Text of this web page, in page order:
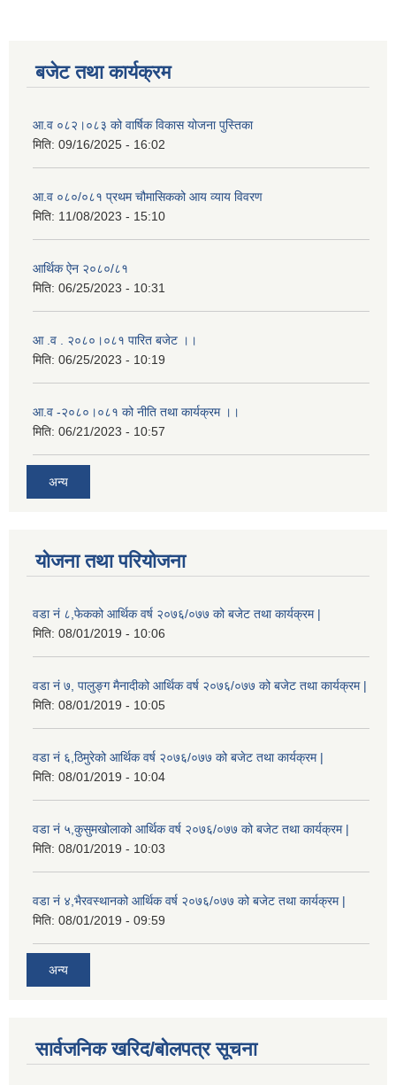
बजेट तथा कार्यक्रम
आ.व ०८२।०८३ को वार्षिक विकास योजना पुस्तिका
मिति: 09/16/2025 - 16:02
आ.व ०८०/०८१ प्रथम चौमासिकको आय व्याय विवरण
मिति: 11/08/2023 - 15:10
आर्थिक ऐन २०८०/८१
मिति: 06/25/2023 - 10:31
आ .व . २०८०।०८१ पारित बजेट ।।
मिति: 06/25/2023 - 10:19
आ.व -२०८०।०८१ को नीति तथा कार्यक्रम ।।
मिति: 06/21/2023 - 10:57
अन्य
योजना तथा परियोजना
वडा नं ८,फेकको आर्थिक वर्ष २०७६/०७७ को बजेट तथा कार्यक्रम |
मिति: 08/01/2019 - 10:06
वडा नं ७, पालुङ्ग मैनादीको आर्थिक वर्ष २०७६/०७७ को बजेट तथा कार्यक्रम |
मिति: 08/01/2019 - 10:05
वडा नं ६,ठिमुरेको आर्थिक वर्ष २०७६/०७७ को बजेट तथा कार्यक्रम |
मिति: 08/01/2019 - 10:04
वडा नं ५,कुसुमखोलाको आर्थिक वर्ष २०७६/०७७ को बजेट तथा कार्यक्रम |
मिति: 08/01/2019 - 10:03
वडा नं ४,भैरवस्थानको आर्थिक वर्ष २०७६/०७७ को बजेट तथा कार्यक्रम |
मिति: 08/01/2019 - 09:59
अन्य
सार्वजनिक खरिद/बोलपत्र सूचना